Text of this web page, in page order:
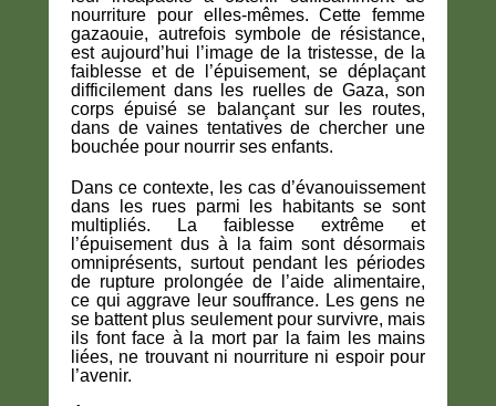
nourriture pour elles-mêmes. Cette femme
gazaouie, autrefois symbole de résistance,
est aujourd’hui l’image de la tristesse, de la
faiblesse et de l’épuisement, se déplaçant
difficilement dans les ruelles de Gaza, son
corps épuisé se balançant sur les routes,
dans de vaines tentatives de chercher une
bouchée pour nourrir ses enfants.
Dans ce contexte, les cas d’évanouissement
dans les rues parmi les habitants se sont
multipliés. La faiblesse extrême et
l’épuisement dus à la faim sont désormais
omniprésents, surtout pendant les périodes
de rupture prolongée de l’aide alimentaire,
ce qui aggrave leur souffrance. Les gens ne
se battent plus seulement pour survivre, mais
ils font face à la mort par la faim les mains
liées, ne trouvant ni nourriture ni espoir pour
l’avenir.